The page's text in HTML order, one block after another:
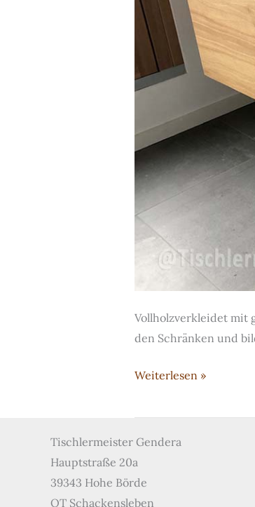
Vollholzverkleidet mit
den Schränken und
Bad
Keramik
und
Weiterlesen »
Tischlermeister Gendera
Hauptstraße 20a
39343 Hohe Börde
OT Schackensleben